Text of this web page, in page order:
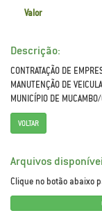
Valor
Descrição:
CONTRATAÇÃO DE
MANUTENÇÃO DE
MUNICÍPIO DE
VOLTAR
Arquivos
Clique no botão abaixo